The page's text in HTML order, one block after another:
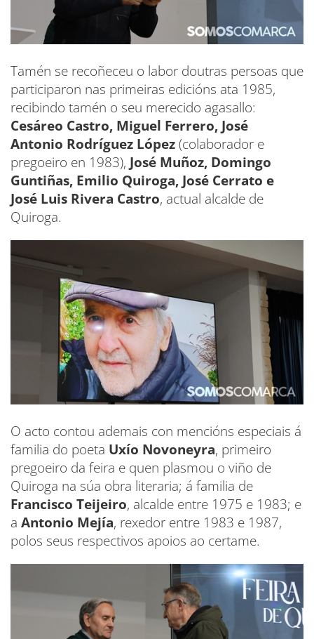
Tamén se recoñeceu o labor doutras persoas que
participaron nas primeiras edicións ata 1985,
recibindo tamén o seu merecido agasallo:
Cesáreo Castro, Miguel Ferrero, José
Antonio Rodríguez López(colaborador e
pregoeiro en 1983), José Muñoz, Domingo
Guntiñas, Emilio Quiroga, José Cerrato e
José Luis Rivera Castro, actual alcalde de
Quiroga.
O acto contou ademais con mencións especiais á
familia do poeta Uxío Novoneyra, primeiro
pregoeiro da feira e quen plasmou o viño de
Quiroga na súa obra literaria; á familia de
Francisco Teijeiro, alcalde entre 1975 e 1983; e
a Antonio Mejía, rexedor entre 1983 e 1987,
polos seus respectivos apoios ao certame.